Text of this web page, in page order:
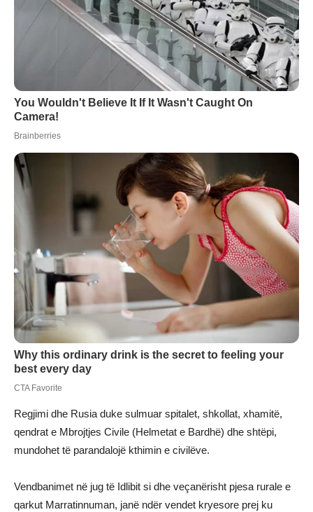
Regjimi dhe Rusia duke sulmuar spitalet, shkollat, xhamitë,
qendrat e Mbrojtjes Civile (Helmetat e Bardhë) dhe shtëpi,
mundohet të parandalojë kthimin e civilëve.
Vendbanimet në jug të Idlibit si dhe veçanërisht pjesa rurale e
qarkut Marratinnuman, janë ndër vendet kryesore prej ku